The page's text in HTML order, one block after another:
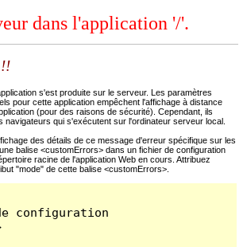
dans l'application '/'.
s'est produite sur le serveur. Les paramètres
pour cette application empêchent l'affichage à distance
(pour des raisons de sécurité). Cependant, ils
navigateurs qui s'exécutent sur l'ordinateur serveur local.
des détails de ce message d'erreur spécifique sur les
balise <customErrors> dans un fichier de configuration
racine de l'application Web en cours. Attribuez
"mode" de cette balise <customErrors>.
configuration